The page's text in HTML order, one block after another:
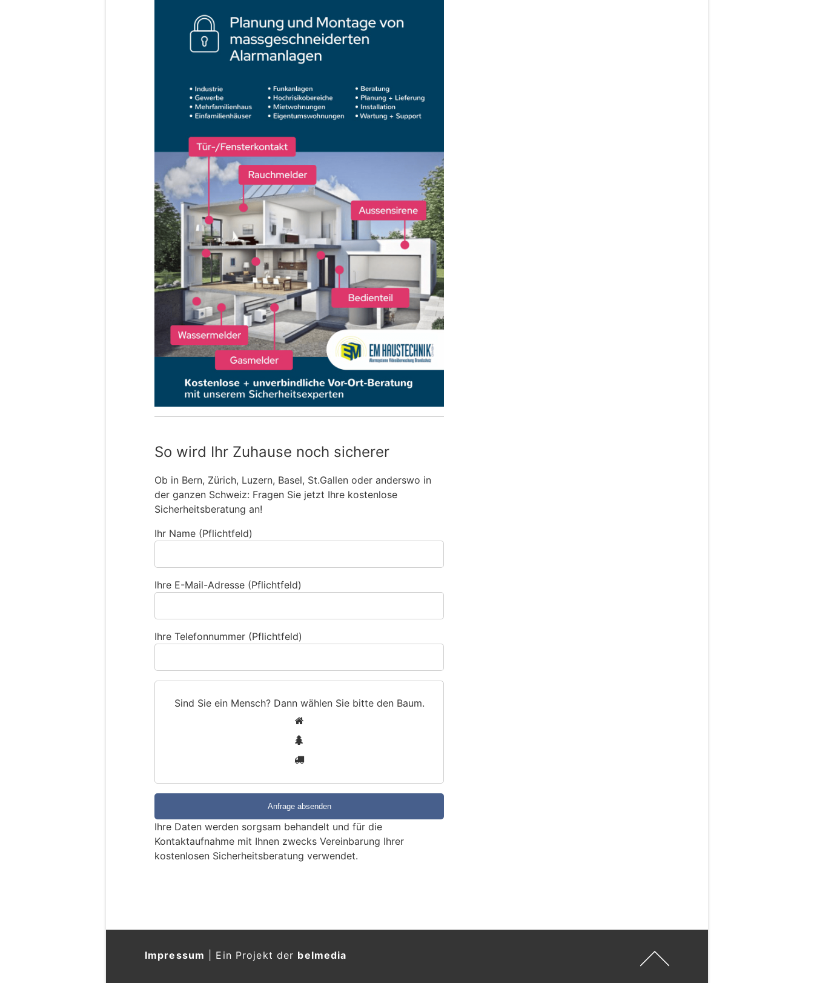
So wird Ihr Zuhause noch sicherer
Ob in Bern, Zürich, Luzern, Basel, St.Gallen oder anderswo in
der ganzen Schweiz: Fragen Sie jetzt Ihre kostenlose
Sicherheitsberatung an!
Ihr Name (Pflichtfeld)
Ihre E-Mail-Adresse (Pflichtfeld)
Ihre Telefonnummer (Pflichtfeld)
Sind Sie ein Mensch? Dann wählen Sie bitte den Baum.
e
i
n
M
Ihre Daten werden sorgsam behandelt und für die
Kontaktaufnahme mit Ihnen zwecks Vereinbarung Ihrer
kostenlosen Sicherheitsberatung verwendet.
Impressum Ein Projekt der belmedia